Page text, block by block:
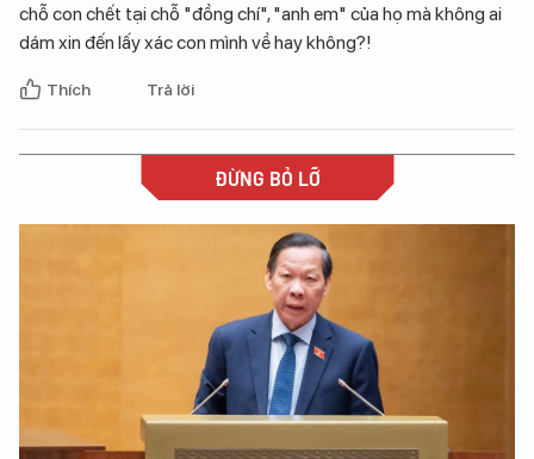
chỗ con chết tại chỗ "đồng chí", "anh em" của họ mà không ai
dám xin đến lấy xác con mình về hay không?!
Thích Trả lời
ĐỪNG BỎ LỠ